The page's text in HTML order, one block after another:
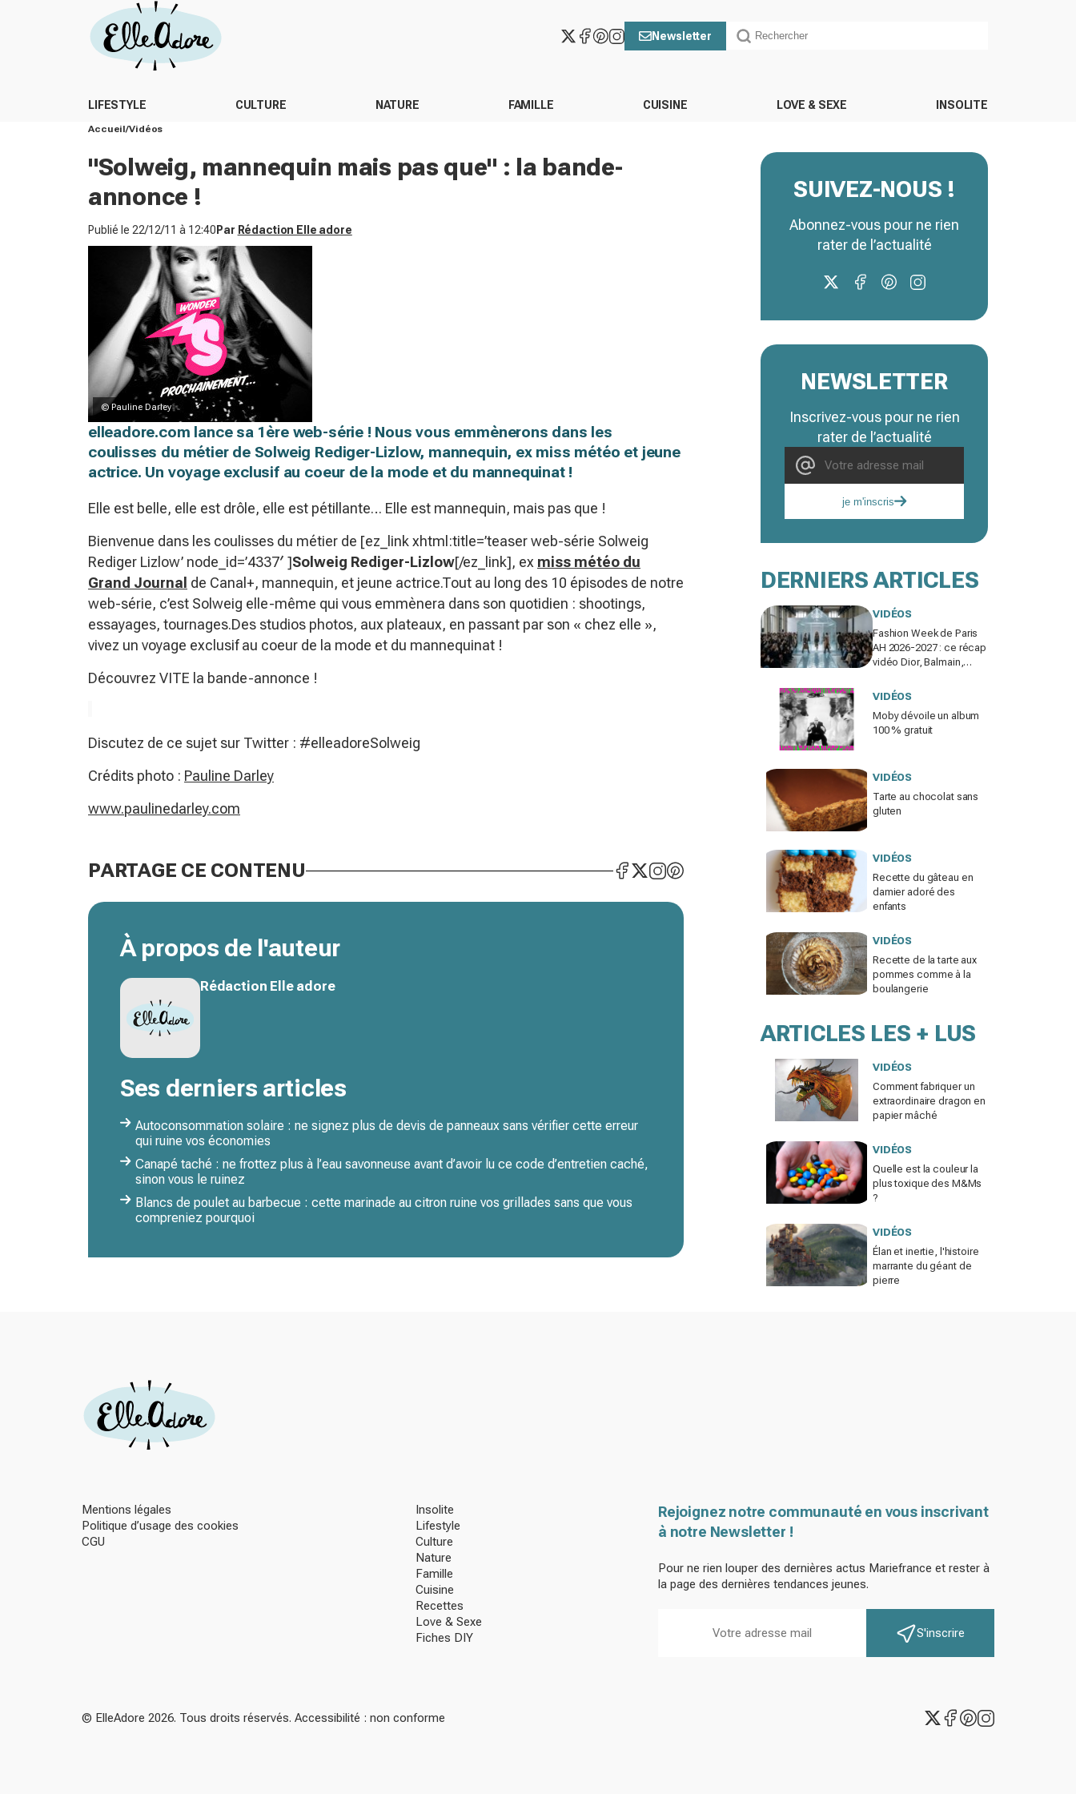
Newsletter
LIFESTYLE CULTURE NATURE FAMILLE CUISINE LOVE & SEXE INSOLITE
Accueil Vidéos
"Solweig, mannequin mais pas que" : la bande-
annonce !
Publié le 22/12/11 à 12:40 Par Rédaction Elle adore
© Pauline Darley
elleadore.com lance sa 1ère web-série ! Nous vous emmènerons dans les
coulisses du métier de Solweig Rediger-Lizlow, mannequin, ex miss météo et jeune
actrice. Un voyage exclusif au coeur de la mode et du mannequinat !
Elle est belle, elle est drôle, elle est pétillante… Elle est mannequin, mais pas que !
Bienvenue dans les coulisses du métier de [ez_link xhtml:title=’teaser web-série Solweig
Rediger Lizlow’ node_id=’4337′ ]Solweig Rediger-Lizlow[/ez_link], ex miss météo du
Grand Journal de Canal+, mannequin, et jeune actrice.Tout au long des 10 épisodes de notre
web-série, c’est Solweig elle-même qui vous emmènera dans son quotidien : shootings,
essayages, tournages.Des studios photos, aux plateaux, en passant par son « chez elle »,
vivez un voyage exclusif au coeur de la mode et du mannequinat !
Découvrez VITE la bande-annonce !
Discutez de ce sujet sur Twitter : #elleadoreSolweig
Crédits photo : Pauline Darley
www.paulinedarley.com
PARTAGE CE CONTENU
À propos de l'auteur
Rédaction Elle adore
Ses derniers articles
Autoconsommation solaire : ne signez plus de devis de panneaux sans vérifier cette erreur
qui ruine vos économies
Canapé taché : ne frottez plus à l’eau savonneuse avant d’avoir lu ce code d’entretien caché,
sinon vous le ruinez
Blancs de poulet au barbecue : cette marinade au citron ruine vos grillades sans que vous
compreniez pourquoi
SUIVEZ-NOUS !
Abonnez-vous pour ne rien
rater de l’actualité
NEWSLETTER
Inscrivez-vous pour ne rien
rater de l’actualité
je m'inscris
DERNIERS ARTICLES
VIDÉOS
Fashion Week de Paris
AH 2026-2027 : ce récap
vidéo Dior, Balmain,
voir gratuitement en
VIDÉOS
Moby dévoile un album
100 % gratuit
VIDÉOS
Tarte au chocolat sans
gluten
VIDÉOS
Recette du gâteau en
damier adoré des
enfants
VIDÉOS
Recette de la tarte aux
pommes comme à la
boulangerie
ARTICLES LES + LUS
VIDÉOS
Comment fabriquer un
extraordinaire dragon en
papier mâché
VIDÉOS
Quelle est la couleur la
plus toxique des M&Ms
?
VIDÉOS
Élan et inertie, l'histoire
marrante du géant de
pierre
Mentions légales
Politique d’usage des cookies
CGU
Insolite
Lifestyle
Culture
Nature
Famille
Cuisine
Recettes
Love & Sexe
Fiches DIY
Rejoignez notre communauté en vous inscrivant
à notre Newsletter !
Pour ne rien louper des dernières actus Mariefrance et rester à
la page des dernières tendances jeunes.
S'inscrire
© ElleAdore 2026. Tous droits réservés. Accessibilité : non conforme